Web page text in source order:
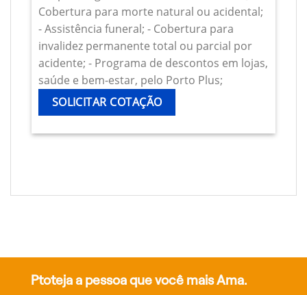
Cobertura para morte natural ou acidental;
- Assistência funeral; - Cobertura para
invalidez permanente total ou parcial por
acidente; - Programa de descontos em lojas,
saúde e bem-estar, pelo Porto Plus;
SOLICITAR COTAÇÃO
Ptoteja a pessoa que você mais Ama.